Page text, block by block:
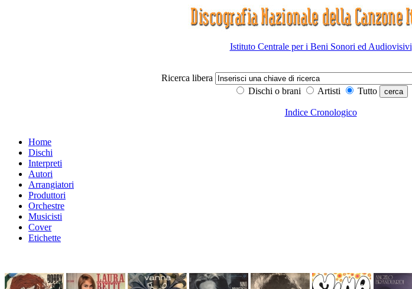
Istituto Centrale per i Beni Sonori ed Audiovisivi
Ricerca libera
Dischi o brani
Artisti Tutto
Indice Cronologico
Home
Dischi
Interpreti
Autori
Arrangiatori
Produttori
Orchestre
Musicisti
Cover
Etichette